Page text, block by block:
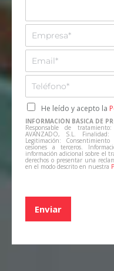
e
m
p
e
a
*
m
a
l
*
l
e
f
o
n
o
C
a
s
i
l
l
d
v
r
He leído y acepto la
INFORMACIÓN BÁSICA DE
Responsable de
AVANZADO, S.L.
Legitimación:
cesiones a terceros.
información adicional sobre el
derechos o presentar una
en el modo descrito en nuestra
Enviar